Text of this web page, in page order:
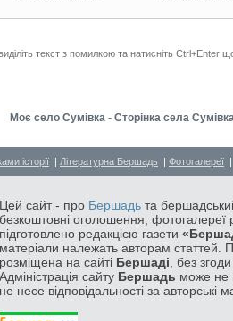
текст з помилкою та натисніть Ctrl+Enter
Моє село Сумівка - Сторінка села
історії | Літературна Бершадь | Фотогалереї
Цей сайт - про Бершадь та
безкоштовні оголошення, фотогалереї
підготовлено редакцією газети
матеріали належать авторам статтей.
розміщена на сайті Бершаді , без
Адміністрація сайту Бершадь може не
не несе відповідальності за авторські